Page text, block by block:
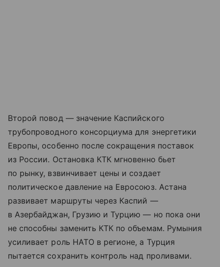
Второй повод — значение Каспийского
трубопроводного консорциума для энергетики
Европы, особенно после сокращения поставок
из России. Остановка КТК мгновенно бьет
по рынку, взвинчивает цены и создает
политическое давление на Евросоюз. Астана
развивает маршруты через Каспий —
в Азербайджан, Грузию и Турцию — но пока они
не способны заменить КТК по объемам. Румыния
усиливает роль НАТО в регионе, а Турция
пытается сохранить контроль над проливами.